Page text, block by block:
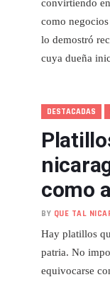
convirtiendo
como
lo demostró
cuya dueña
DESTACADAS
como
BY QUE TAL
Hay platillos
patria. No
equivocarse